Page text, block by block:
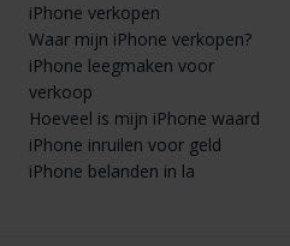
iPhone verkopen
Waar mijn iPhone verkopen?
iPhone leegmaken voor
verkoop
Hoeveel is mijn iPhone waard
iPhone inruilen voor geld
iPhone belanden in la